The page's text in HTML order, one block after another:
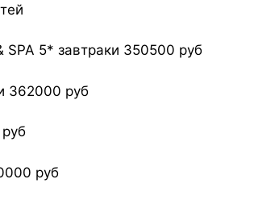
SPA 5* завтраки 350500 руб
362000 руб
руб